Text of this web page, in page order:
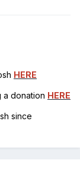
HERE
a donation HERE
since